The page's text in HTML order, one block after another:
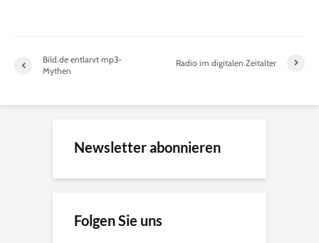
Bild.de entlarvt mp3-
Mythen
Radio im digitalen Zeitalter
Newsletter abonnieren
Folgen Sie uns